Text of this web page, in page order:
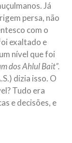
Já
persa, não
com o
exaltado e
nível que foi
dos Ahlul Bait”.
dizia isso. O
Tudo era
e decisões, e